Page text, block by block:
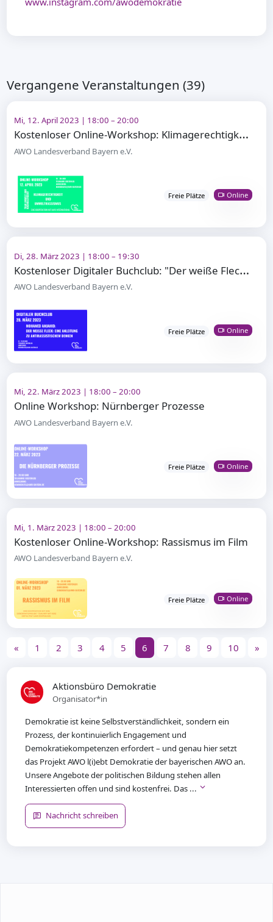
Vergangene Veranstaltungen (39)
Mi, 12. April 2023 | 18:00 – 20:00
K
ostenloser Online-Workshop: Klimagerechtigkeit und Umweltrassismus
AWO Landesverband Bayern e.V.
Freie Plätze Online
Di, 28. März 2023 | 18:00 – 19:30
K
ostenloser Digitaler Buchclub: "Der weiße Fleck" von Mohamed Amjahid
AWO Landesverband Bayern e.V.
Freie Plätze Online
Mi, 22. März 2023 | 18:00 – 20:00
Online Workshop: Nürnberger Prozesse
AWO Landesverband Bayern e.V.
Freie Plätze Online
Mi, 1. März 2023 | 18:00 – 20:00
Kostenloser Online-Workshop: Rassismus im Film
AWO Landesverband Bayern e.V.
Freie Plätze Online
« 1 2 3 4 5 6 7 8 9 10 »
Aktionsbüro Demokratie
Organisator*in
Demokratie ist keine Selbstverständlichkeit, sondern ein
Prozess, der kontinuierlich Engagement und
Demokratiekompetenzen erfordert – und genau hier setzt
das Projekt AWO l(i)ebt Demokratie der bayerischen AWO an.
Unsere Angebote der politischen Bildung stehen allen
Interessierten offen und sind kostenfrei. Das ...
Nachricht schreiben